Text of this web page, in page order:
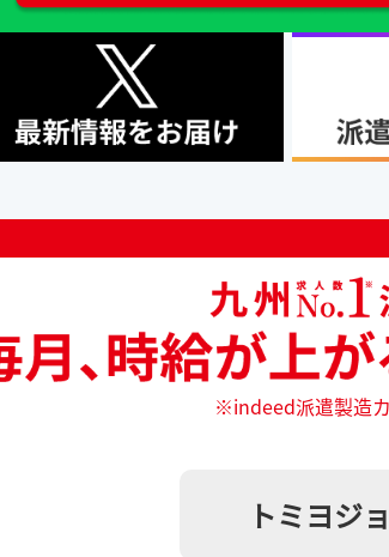
※indeed派遣製造
トミヨジ